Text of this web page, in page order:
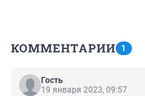
КОММЕНТАРИИ 1
Гость
19 января 2023, 09:57